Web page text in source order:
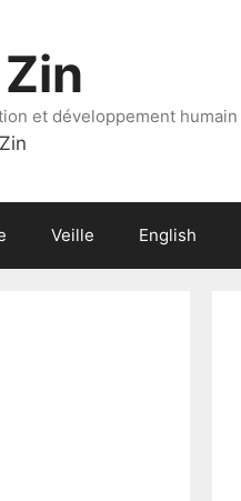
et développement humain
Veille English